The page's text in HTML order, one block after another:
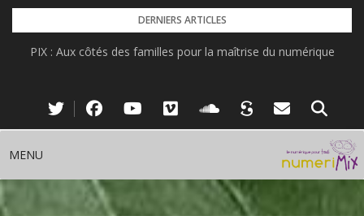
Skip
content
DERNIERS ARTICLES
PIX : Aux côtés des familles pour la maîtrise du numérique
MENU